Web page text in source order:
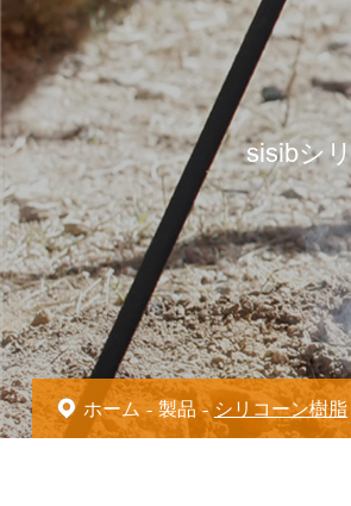
sisibシ
ホーム 製品 シリコーン樹脂